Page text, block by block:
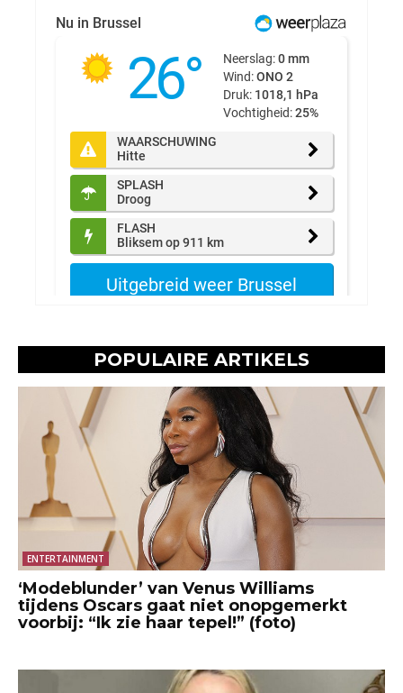
POPULAIRE ARTIKELS
ENTERTAINMENT
‘Modeblunder’ van Venus Williams
tijdens Oscars gaat niet onopgemerkt
voorbij: “Ik zie haar tepel!” (foto)